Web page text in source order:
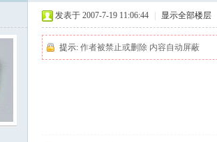
发表于 2007-7-19 11:06:44 显示全部楼层
提示: 作者被禁止或删除 内容自动屏蔽